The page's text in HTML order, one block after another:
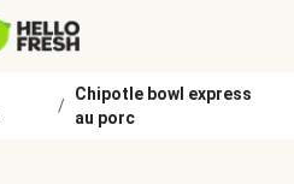
/
Chipotle bowl express
au porc